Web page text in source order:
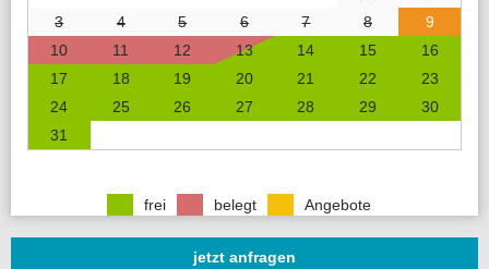
3
4 5 6 7 8
9
10
11 12 13 14 15
16
17
18 19 20 21 22
23
24
25 26 27 28 29
30
31
frei belegt Angebote
jetzt anfragen